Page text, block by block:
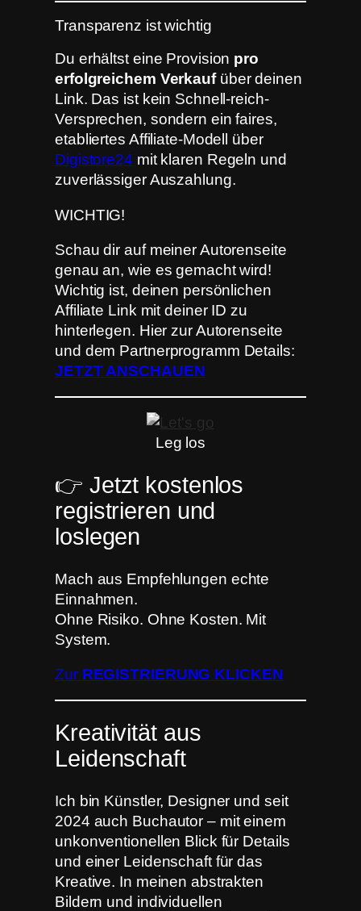
Transparenz ist wichtig
Du erhältst eine Provision pro
erfolgreichem Verkaufüber deinen
Link. Das ist kein Schnell-reich-
Versprechen, sondern ein faires,
etabliertes Affiliate-Modell über
Digistore24 mit klaren Regeln und
zuverlässiger Auszahlung.
WICHTIG!
Schau dir auf meiner Autorenseite
genau an, wie es gemacht wird!
Wichtig ist, deinen persönlichen
Affiliate Link mit deiner ID zu
hinterlegen. Hier zur Autorenseite
und dem Partnerprogramm Details:
JETZT ANSCHAUEN
Leg los
👉 Jetzt kostenlos
registrieren und
loslegen
Mach aus Empfehlungen echte
Einnahmen.
Ohne Risiko. Ohne Kosten. Mit
System.
Zur REGISTRIERUNG KLICKEN
Kreativität aus
Leidenschaft
Ich bin Künstler, Designer und seit
2024 auch Buchautor – mit einem
unkonventionellen Blick für Details
und einer Leidenschaft für das
Kreative. In meinen abstrakten
Bildern und individuellen